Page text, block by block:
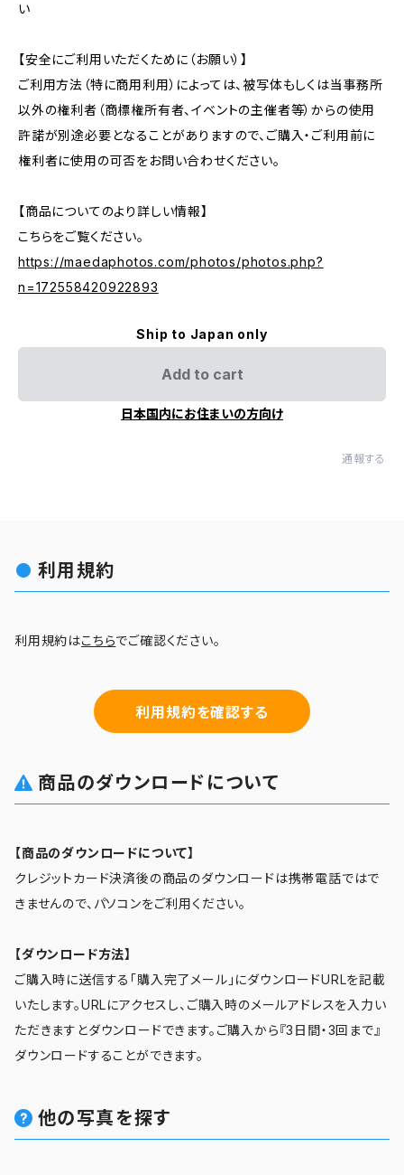
い
【安全にご利用いただくために（お願い）】
ご利用方法（特に商用利用）によっては、被写体もしくは当事務所
以外の権利者（商標権所有者、イベントの主催者等）からの使用
許諾が別途必要となることがありますので、ご購入・ご利用前に
権利者に使用の可否をお問い合わせください。
【商品についてのより詳しい情報】
こちらをご覧ください。
https://maedaphotos.com/photos/photos.php?
n=172558420922893
Ship to Japan only
Add to cart
日本国内にお住まいの方向け
通報する
利用規約
利用規約はこちらでご確認ください。
利用規約を確認する
商品のダウンロードについて
【商品のダウンロードについて】
クレジットカード決済後の商品のダウンロードは携帯電話ではで
きませんので、パソコンをご利用ください。
【ダウンロード方法】
ご購入時に送信する「購入完了メール」にダウンロードURLを記載
いたします。URLにアクセスし、ご購入時のメールアドレスを入力い
ただきますとダウンロードできます。ご購入から『3日間・3回まで』
ダウンロードすることができます。
他の写真を探す